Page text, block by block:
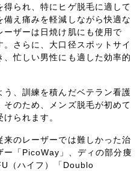
られ、特にヒゲ脱毛に適して
え痛みを軽減しながら快適な
ザーは日焼け肌にも使用で
さらに、大口径スポットサイ
忙しい男性にも適した効率的
、訓練を積んだベテラン看護
のため、メンズ脱毛が初めて
られます。
のレーザーでは難しかった治
「PicoWay」、ディの部分痩
（ハイフ）「Doublo
岡山県 広島県
香川県 愛媛県
鹿児島県 沖縄県